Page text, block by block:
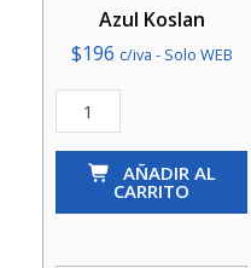
Azul Koslan
$196 c/iva - Solo WEB
Microaspersor
Jet
Antelco AÑADIR AL
CARRITO